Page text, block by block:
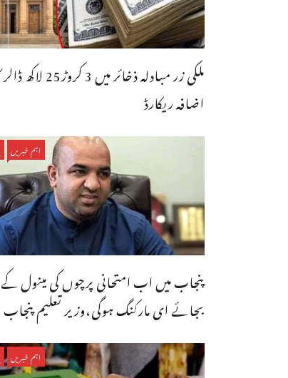
ملکی زر مبادلہ ذخائر میں 3 کروڑ25
اضافہ ریکارڈ
اہم خبریں
پنجاب میں اب امتحانی پرچوں کی مینول کے
بجائے ای مارکنگ ہوگی،وزیر تعلیم پنجاب
اہم خبریں